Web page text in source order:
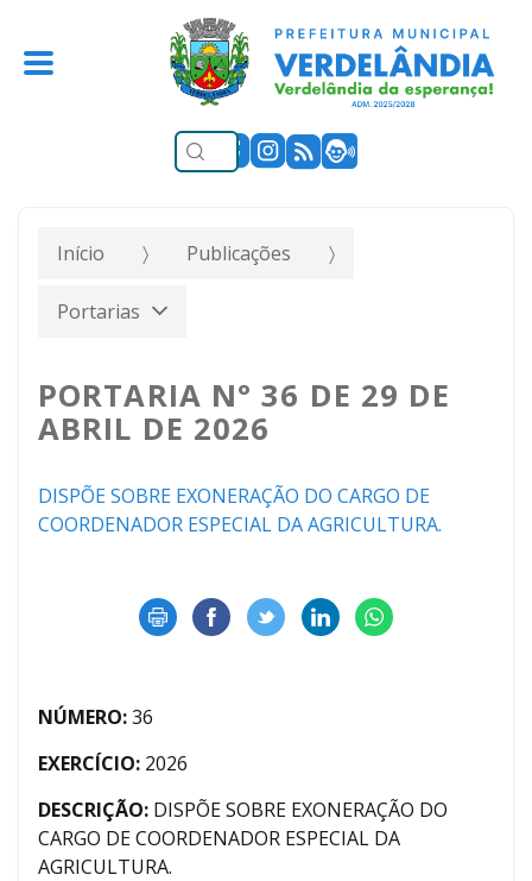
Início Publicações
Portarias
PORTARIA N° 36 DE 29 DE
ABRIL DE 2026
DISPÕE SOBRE EXONERAÇÃO DO CARGO DE
COORDENADOR ESPECIAL DA AGRICULTURA.
NÚMERO:36
EXERCÍCIO: 2026
DESCRIÇÃO: DISPÕE SOBRE EXONERAÇÃO DO
CARGO DE COORDENADOR ESPECIAL DA
AGRICULTURA.